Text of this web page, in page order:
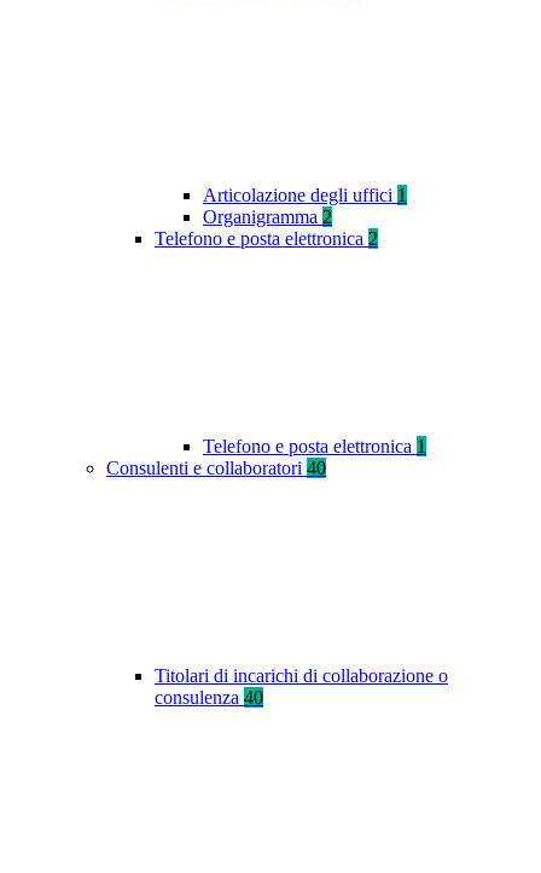
Articolazione degli uffici 1
Organigramma 2
Telefono e posta elettronica 2
Telefono e posta elettronica 1
Consulenti e collaboratori 40
Titolari di incarichi di collaborazione o
consulenza 40